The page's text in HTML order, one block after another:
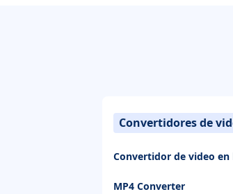
Convertidores de
Convertidor de video en
MP4 Converter